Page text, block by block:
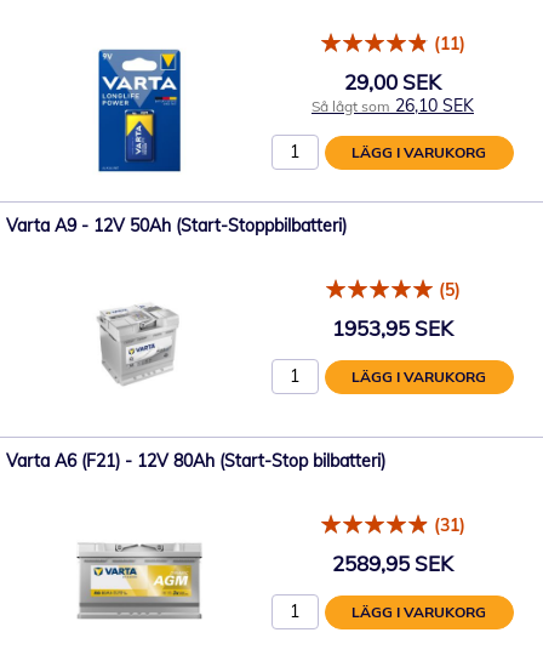
(11)
29,00 SEK
Så lågt som 26,10 SEK
LÄGG I VARUKORG
Varta A9 - 12V 50Ah (Start-Stoppbilbatteri)
(5)
1953,95 SEK
LÄGG I VARUKORG
Varta A6 (F21) - 12V 80Ah (Start-Stop bilbatteri)
(31)
2589,95 SEK
LÄGG I VARUKORG